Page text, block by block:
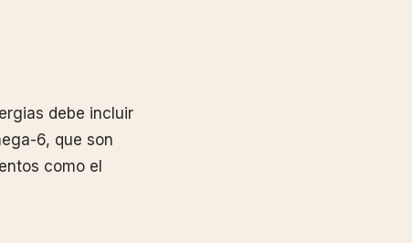
debe incluir
6, que son
como el